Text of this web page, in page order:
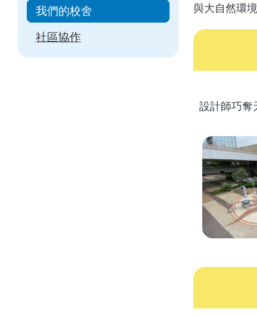
與大自然環
設計師巧奪
我們的校舍
社區協作